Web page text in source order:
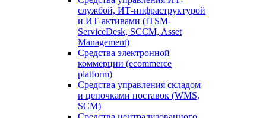
службой, ИТ-инфраструктурой
и ИТ-активами (ITSM-
ServiceDesk, SCCM, Asset
Management)
Средства электронной
коммерции (ecommerce
platform)
Средства управления складом
и цепочками поставок (WMS,
SCM)